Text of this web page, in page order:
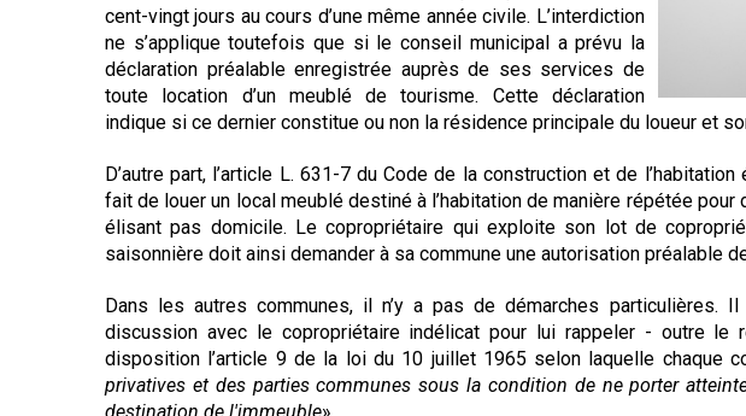
cent-vingt jours au cours d’une même année civile. L’interdiction
ne s’applique toutefois que si le conseil municipal a prévu la
déclaration préalable enregistrée auprès de ses services de
toute location d’un meublé de tourisme. Cette déclaration
indique si ce dernier constitue ou non la résidence principale du loueur et
D’autre part, l’article L. 631-7 du Code de la construction et de
fait de louer un local meublé destiné à l’habitation de manière répétée
élisant pas domicile. Le copropriétaire qui exploite son lot de
saisonnière doit ainsi demander à sa commune une autorisation préalable
Dans les autres communes, il n’y a pas de démarches particulières.
discussion avec le copropriétaire indélicat pour lui rappeler - outre le
disposition l’article 9 de la loi du 10 juillet 1965 selon laquelle chaque
privatives et des parties communes sous la condition de ne porter
destination de l'immeuble».